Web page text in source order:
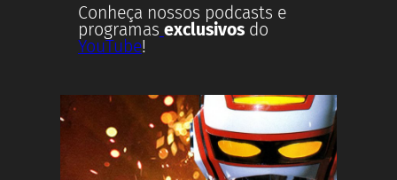
Conheça nossos podcasts e
programas exclusivos do
YouTube!